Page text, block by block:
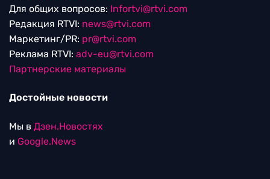
Для общих вопросов: Infortvi@rtvi.com
Редакция RTVI: news@rtvi.com
Маркетинг/PR: pr@rtvi.com
Реклама RTVI: adv-eu@rtvi.com
Партнерские материалы
Достойные новости
Мы в Дзен.Новостях
и Google.News